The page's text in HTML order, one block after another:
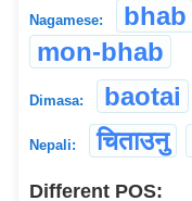
Nagamese: bhab
mon-bhab
Dimasa: baotai
Nepali: चिताउनु
Different POS: